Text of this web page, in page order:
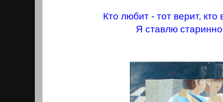
Кто любит - тот верит, кто
Я ставлю